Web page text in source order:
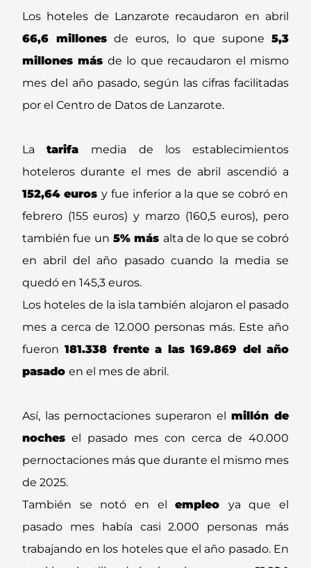
Los hoteles de Lanzarote recaudaron en abril
66,6 millones de euros, lo que supone5,3
millones más de lo que recaudaron el mismo
mes del año pasado, según las cifras facilitadas
por el Centro de Datos de Lanzarote.
Latarifa media de los establecimientos
hoteleros durante el mes de abril ascendió a
152,64 euros y fue inferior a la que se cobró en
febrero (155 euros) y marzo (160,5 euros), pero
también fue un 5% más alta de lo que se cobró
en abril del año pasado cuando la media se
quedó en 145,3 euros.
Los hoteles de la isla también alojaron el pasado
mes a cerca de 12.000 personas más. Este año
fueron 181.338 frente a las 169.869 del año
pasado en el mes de abril.
Así, las pernoctaciones superaron el millón de
noches el pasado mes con cerca de 40.000
pernoctaciones más que durante el mismo mes
de 2025.
También se notó en elempleo ya que el
pasado mes había casi 2.000 personas más
trabajando en los hoteles que el año pasado. En